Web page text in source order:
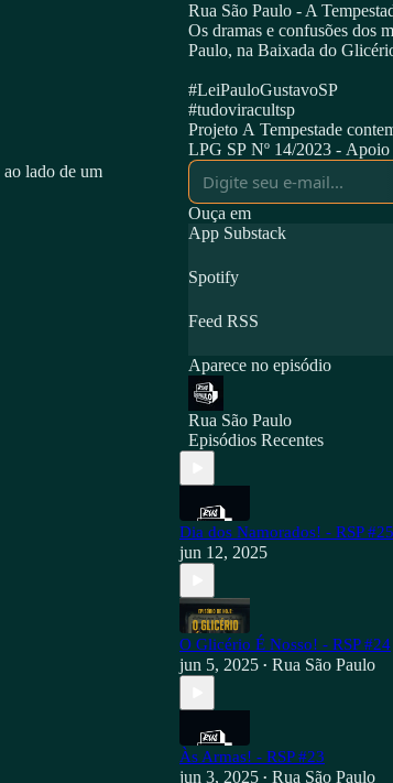
lado de um
Rua São Paulo - A
Os dramas e confusões dos
Paulo, na Baixada do
#LeiPauloGustavoSP
#tudoviracultsp
Projeto A Tempestade
LPG SP Nº 14/2023 - Apoio
Ouça em
App Substack
Spotify
Feed RSS
Aparece no episódio
Rua São Paulo
Episódios Recentes
Dia dos Namorados! - RSP #25
jun 12, 2025
O Glicério É Nosso! - RSP #24
jun 5, 2025 • Rua São Paulo
Às Armas! - RSP #23
jun 3, 2025 • Rua São Paulo